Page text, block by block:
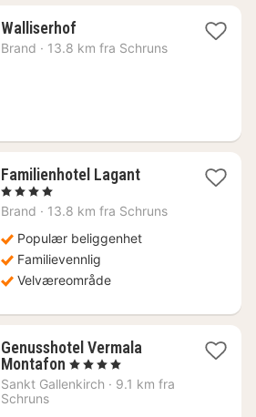
Walliserhof1
natt
Brand · 13.8 km fra Schruns
Familienhotel Lagant1
fra
kr.
, 4 Stjerner
Brand · 13.8 km fra Schruns
Populær beliggenhet
Familievennlig
Velværeområde
Genusshotel Vermala
Montafon 1
natt
, 4 Stjerner
Sankt Gallenkirch · 9.1 km fra
Schruns